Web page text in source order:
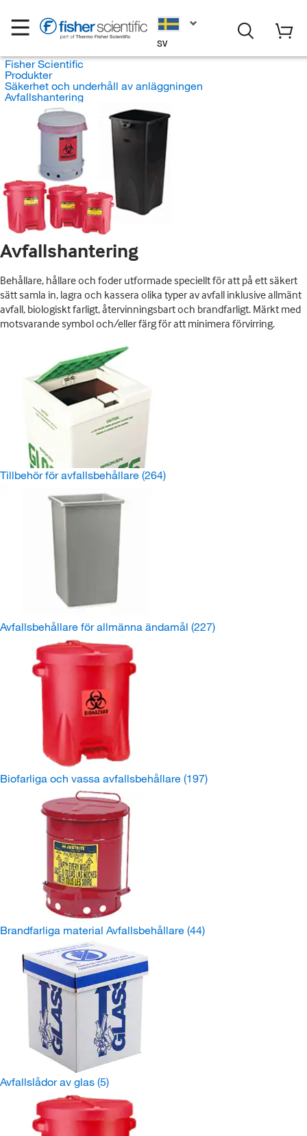
SV
Fisher Scientific
Produkter
Säkerhet och underhåll av anläggningen
Avfallshantering
Avfallshantering
Behållare, hållare och foder utformade speciellt för att på ett säkert
sätt samla in, lagra och kassera olika typer av avfall inklusive allmänt
avfall, biologiskt farligt, återvinningsbart och brandfarligt. Märkt med
motsvarande symbol och/eller färg för att minimera förvirring.
Tillbehör för avfallsbehållare (264)
Avfallsbehållare för allmänna ändamål (227)
Biofarliga och vassa avfallsbehållare (197)
Brandfarliga material Avfallsbehållare (44)
Avfallslådor av glas (5)